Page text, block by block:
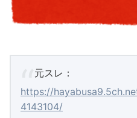
元スレ：
https://
4143104/